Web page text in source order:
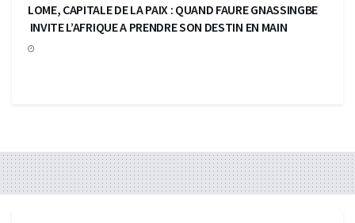
LOME, CAPITALE DE LA PAIX : QUAND FAURE GNASSINGBE
INVITE L’AFRIQUE A PRENDRE SON DESTIN EN MAIN